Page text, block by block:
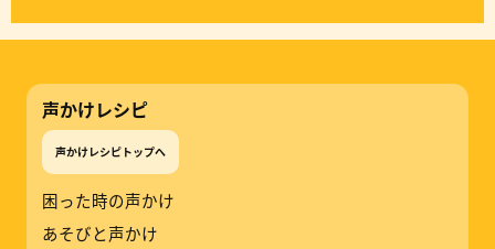
声かけレシピ
声かけレシピトップへ
困った時の声かけ
あそびと声かけ